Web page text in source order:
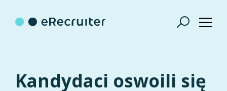
Kandydaci oswoili się